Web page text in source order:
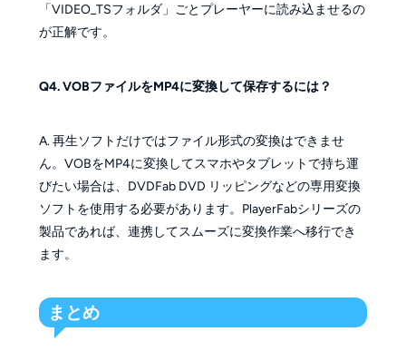
「VIDEO_TSフォルダ」ごとプレーヤーに読み込ませるの
が正解です。
Q4. VOBファイルをMP4に変換して保存するには？
A. 再生ソフトだけではファイル形式の変換はできませ
ん。VOBをMP4に変換してスマホやタブレットで持ち運
びたい場合は、DVDFab DVD リッピングなどの専用変換
ソフトを使用する必要があります。PlayerFabシリーズの
製品であれば、連携してスムーズに変換作業へ移行でき
ます。
まとめ